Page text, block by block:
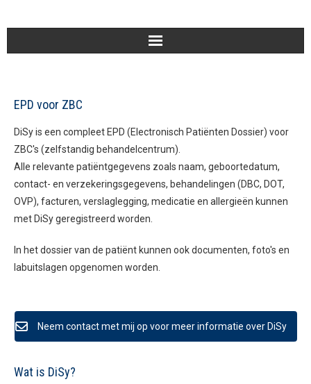
Voor wie
NADD
Producten
SYS
EPD voor ZBC
DiSy is een compleet EPD (Electronisch Patiënten Dossier) voor
ZBC's (zelfstandig behandelcentrum).
Alle relevante patiëntgegevens zoals naam, geboortedatum,
contact- en verzekeringsgegevens, behandelingen (DBC, DOT,
OVP), facturen, verslaglegging, medicatie en allergieën kunnen
met DiSy geregistreerd worden.
In het dossier van de patiënt kunnen ook documenten, foto's en
labuitslagen opgenomen worden.
Neem contact met mij op voor meer informatie over DiSy
Wat is DiSy?